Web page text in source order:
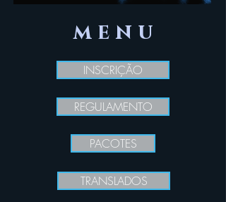
m e n u
INSCRIÇÃO
REGULAMENTO
PACOTES
TRANSLADOS